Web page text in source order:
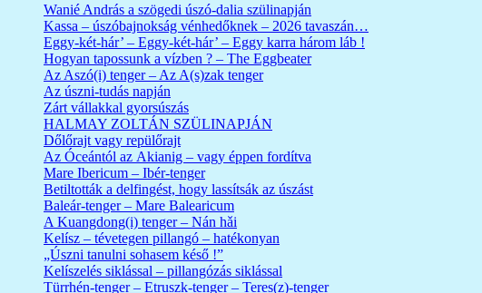
Wanié András a szögedi úszó-dalia szülinapján
Kassa – úszóbajnokság vénhedőknek – 2026 tavaszán…
Eggy-két-hár’ – Eggy-két-hár’ – Eggy karra három láb !
Hogyan tapossunk a vízben ? – The Eggbeater
Az Aszó(i) tenger – Az A(s)zak tenger
Az úszni-tudás napján
Zárt vállakkal gyorsúszás
HALMAY ZOLTÁN SZÜLINAPJÁN
Dőlőrajt vagy repülőrajt
Az Óceántól az Akianig – vagy éppen fordítva
Mare Ibericum – Ibér-tenger
Betiltották a delfingést, hogy lassítsák az úszást
Baleár-tenger – Mare Balearicum
A Kuangdong(i) tenger – Nán hǎi
Kelísz – tévetegen pillangó – hatékonyan
„Úszni tanulni sohasem késő !”
Kelíszelés siklással – pillangózás siklással
Türrhén-tenger – Etruszk-tenger – Teres(z)-tenger